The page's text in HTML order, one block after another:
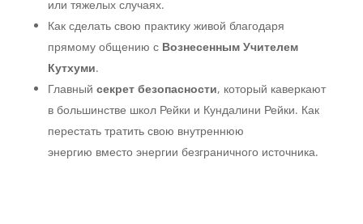
или тяжелых случаях.
Как сделать свою практику живой благодаря
прямому общению с Вознесенным Учителем
Кутхуми.
Главный секрет безопасности, который каверкают
в большинстве школ Рейки и Кундалини Рейки. Как
перестать тратить свою внутреннюю
энергию вместо энергии безграничного источника.